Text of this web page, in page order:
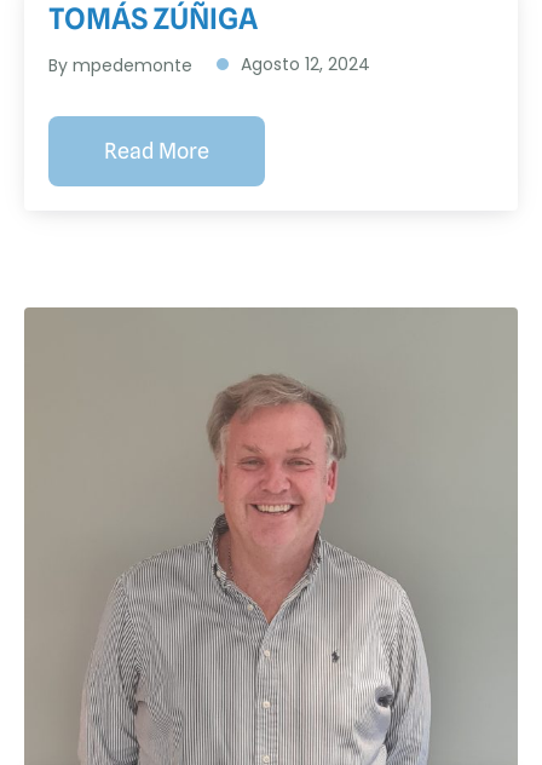
TOMÁS ZÚÑIGA
By mpedemonte Agosto 12, 2024
Read More